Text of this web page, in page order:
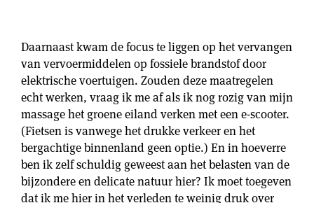
Daarnaast kwam de focus te liggen op het vervangen
van vervoermiddelen op fossiele brandstof door
elektrische voertuigen. Zouden deze maatregelen
echt werken, vraag ik me af als ik nog rozig van mijn
massage het groene eiland verken met een e-scooter.
(Fietsen is vanwege het drukke verkeer en het
bergachtige binnenland geen optie.) En in hoeverre
ben ik zelf schuldig geweest aan het belasten van de
bijzondere en delicate natuur hier? Ik moet toegeven
dat ik me hier in het verleden te weinig druk over